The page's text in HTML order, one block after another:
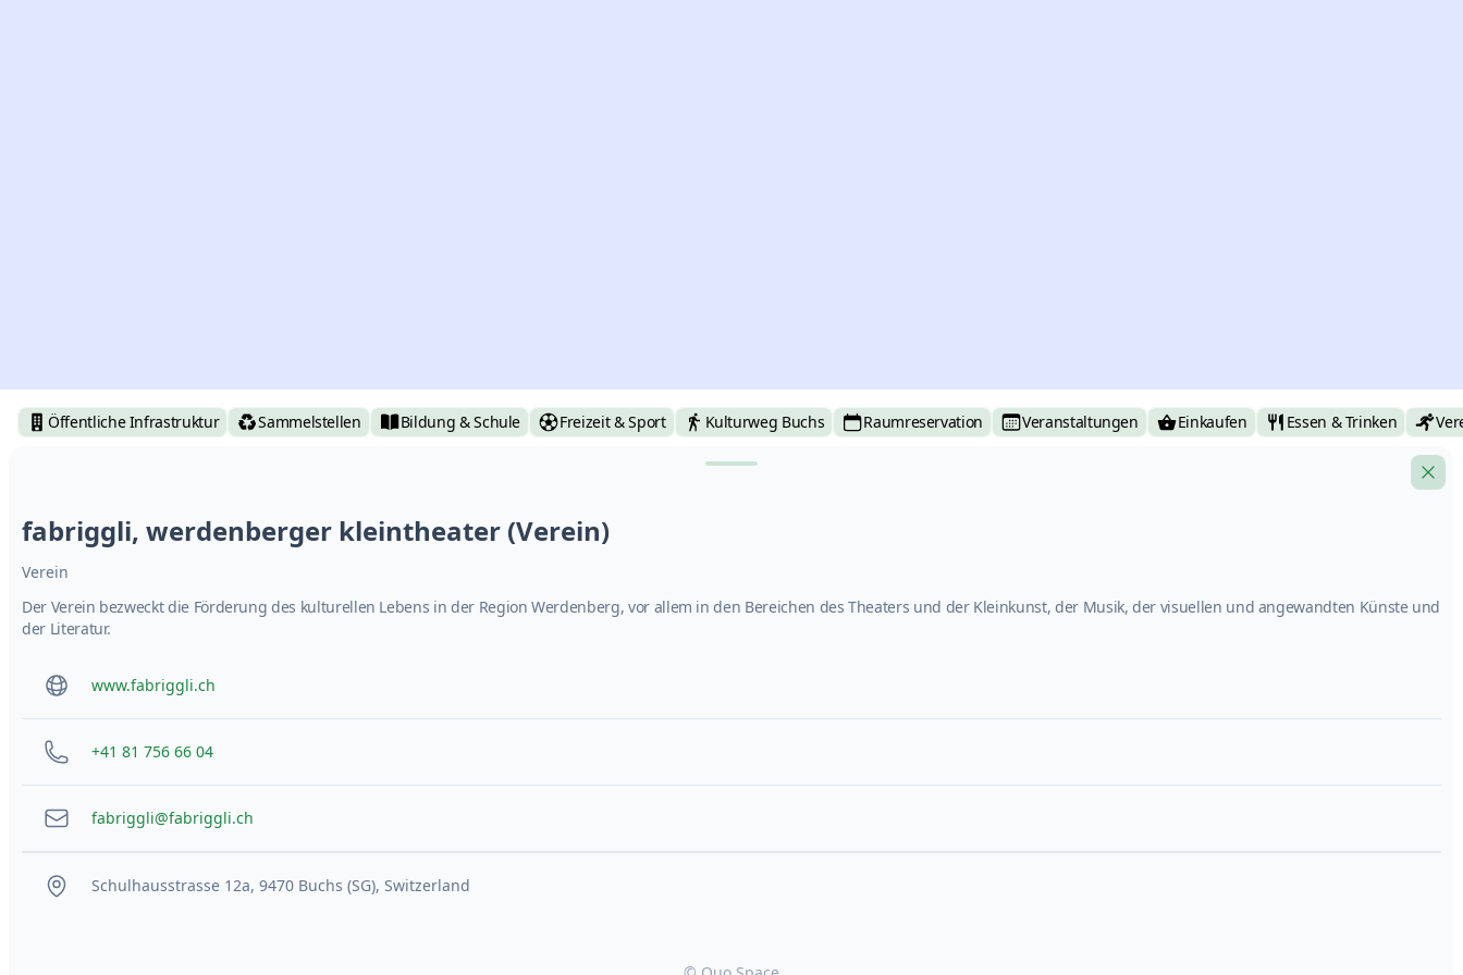
Öffentliche Infrastruktur Sammelstellen Bildung & Schule Freizeit & Sport Kulturweg Buchs Raumreservation Veranstaltungen Einkaufen Essen & Trinken
fabriggli, werdenberger kleintheater (Verein)
Verein
Der Verein bezweckt die Förderung des kulturellen Lebens in der Region Werdenberg, vor allem in den Bereichen des Theaters und der Kleinkunst, der Musik, der visuellen und angewandten Künste und
der Literatur.
www.fabriggli.ch
+41 81 756 66 04
fabriggli@fabriggli.ch
Schulhausstrasse 12a, 9470 Buchs (SG), Switzerland